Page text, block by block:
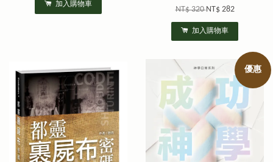
加入購物車
NT$ 320NT$ 282
加入購物車
優惠